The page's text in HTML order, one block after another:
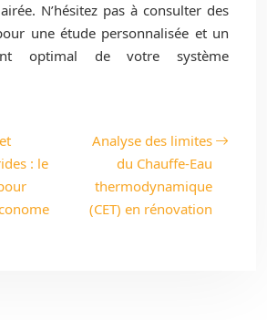
N’hésitez pas à consulter des
une étude personnalisée et un
optimal de votre système
: le
Analyse des limites
du Chauffe-Eau
thermodynamique
(CET) en rénovation